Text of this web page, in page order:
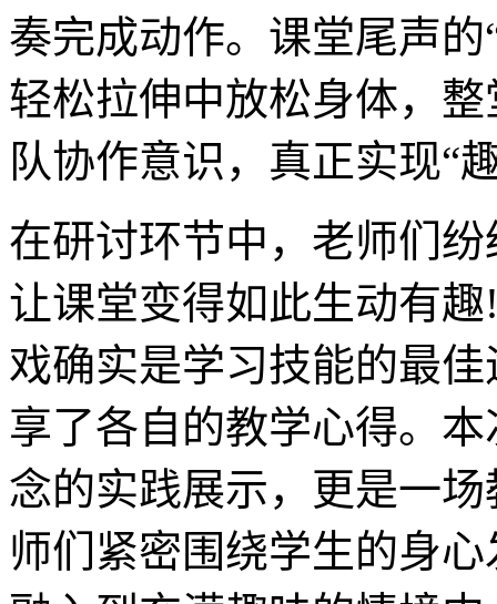
奏完成动作。课堂尾声
轻松拉伸中放松身体，
队协作意识，真正实现“
在研讨环节中，老师们
让课堂变得如此生动有
戏确实是学习技能的最
享了各自的教学心得。
念的实践展示，更是一
师们紧密围绕学生的身